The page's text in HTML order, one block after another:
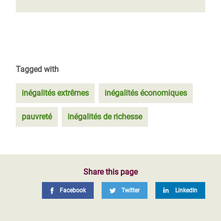
Tagged with
inégalités extrêmes inégalités économiques
pauvreté inégalités de richesse
Share this page
Facebook Twitter LinkedIn